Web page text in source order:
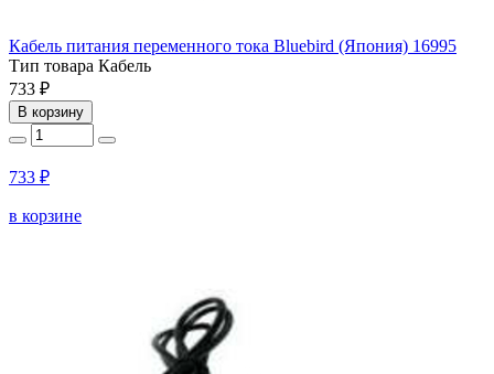
Кабель питания переменного тока Bluebird (Япония) 16995
Тип товара Кабель
733 ₽
В корзину
733 ₽
в корзине